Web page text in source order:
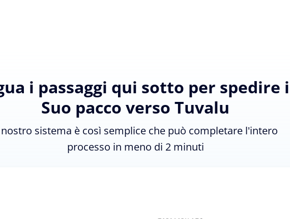
i passaggi qui sotto per spedire
Suo pacco verso Tuvalu
sistema è così semplice che può completare l'intero
processo in meno di 2 minuti